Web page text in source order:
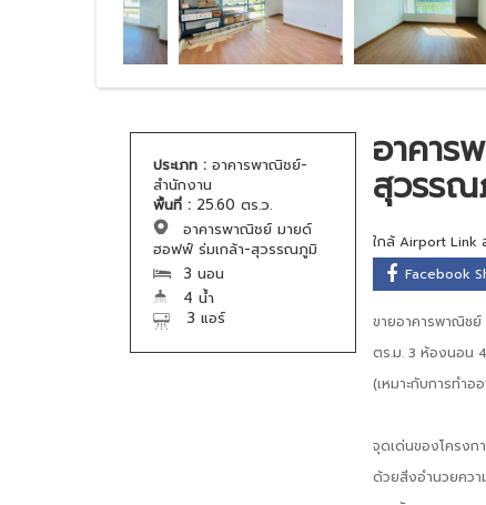
ประเภท : อาคารพาณิชย์-
สำนักงาน
พื้นที่ : 25.60 ตร.ว.
อาคารพาณิชย์ มายด์
ฮอฟฟ์ ร่มเกล้า-สุวรรณภูมิ
3 นอน
4 น้ำ
3 แอร์
อาคาร
สุวรร
ใกล้ Airport Link
Facebook
ขายอาคารพาณิช
ตร.ม. 3 ห้องนอน
(เหมาะกับการทำ
จุดเด่นของโครงก
ด้วยสิ่งอำนวยคว